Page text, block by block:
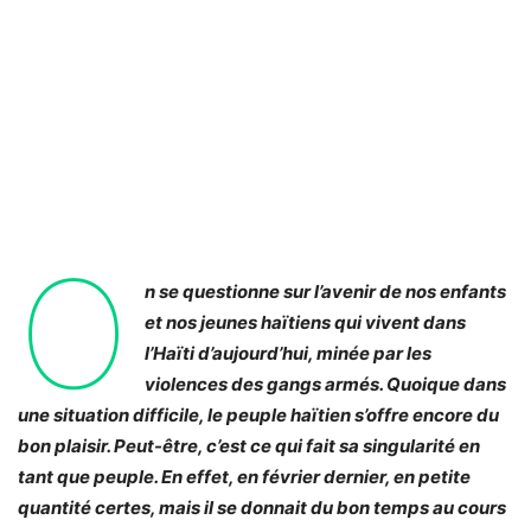
O
n se questionne sur l’avenir de nos enfants
et nos jeunes haïtiens qui vivent dans
l’Haïti d’aujourd’hui, minée par les
violences des gangs armés. Quoique dans
une situation difficile, le peuple haïtien s’offre encore du
bon plaisir. Peut-être, c’est ce qui fait sa singularité en
tant que peuple. En effet, en février dernier, en petite
quantité certes, mais il se donnait du bon temps au cours